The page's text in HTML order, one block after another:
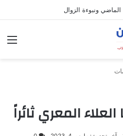
ونبوءة الزوال
المعري ثائراً